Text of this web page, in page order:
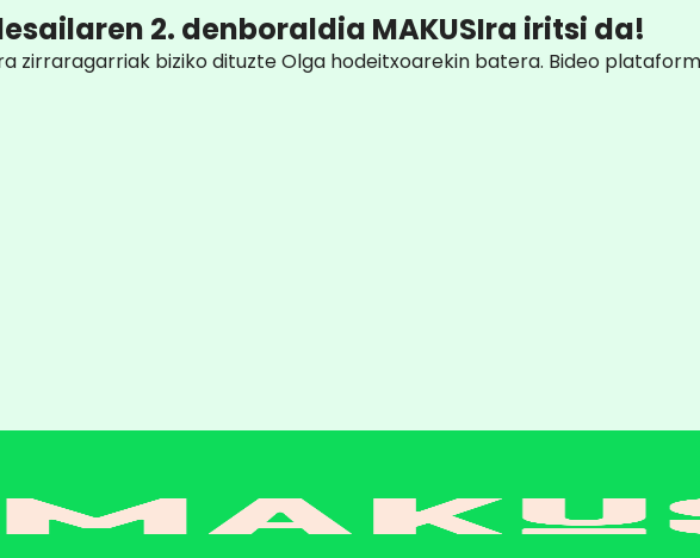
2. denboraldia MAKUSIra iritsi da!
zirraragarriak biziko dituzte Olga hodeitxoarekin batera. Bideo